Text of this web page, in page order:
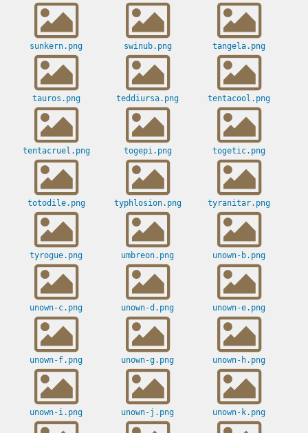
sunkern.png swinub.png tangela.png
tauros.png teddiursa.png tentacool.png
tentacruel.png togepi.png togetic.png
totodile.png typhlosion.png tyranitar.png
tyrogue.png umbreon.png unown-b.png
unown-c.png unown-d.png unown-e.png
unown-f.png unown-g.png unown-h.png
unown-i.png unown-j.png unown-k.png